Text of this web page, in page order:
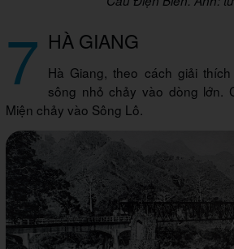
7 HÀ GIANG
Hà Giang, theo cách giải
sông nhỏ chảy vào dòng lớn.
Miện chảy vào Sông Lô.